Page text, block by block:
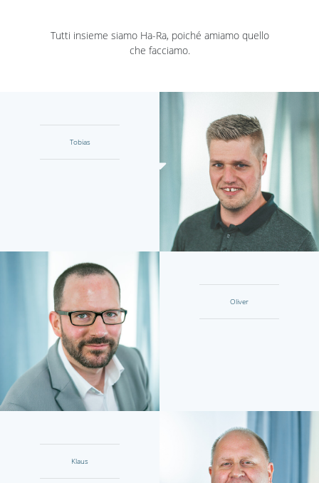
Tutti insieme siamo Ha-Ra, poiché amiamo quello
che facciamo.
Tobias
Oliver
Klaus